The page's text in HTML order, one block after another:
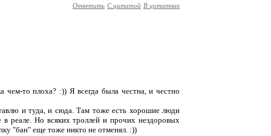
Ответить С цитатой В цитатник
то плоха? :)) Я всегда была честна, и честно
и туда, и сюда. Там тоже есть хорошие люди
реале. Но всяких троллей и прочих нездоровых
"бан" еще тоже никто не отменял. :))